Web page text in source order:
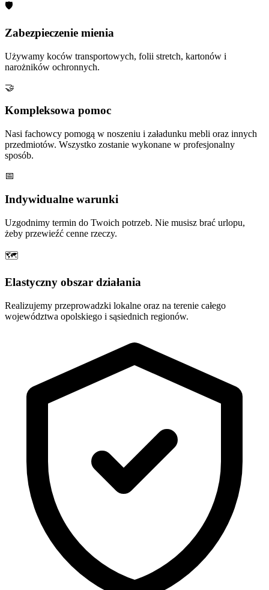
🛡
Zabezpieczenie mienia
Używamy koców transportowych, folii stretch, kartonów i
narożników ochronnych.
🤝
Kompleksowa pomoc
Nasi fachowcy pomogą w noszeniu i załadunku mebli oraz innych
przedmiotów. Wszystko zostanie wykonane w profesjonalny
sposób.
📅
Indywidualne warunki
Uzgodnimy termin do Twoich potrzeb. Nie musisz brać urlopu,
żeby przewieźć cenne rzeczy.
🗺
Elastyczny obszar działania
Realizujemy przeprowadzki lokalne oraz na terenie całego
województwa opolskiego i sąsiednich regionów.